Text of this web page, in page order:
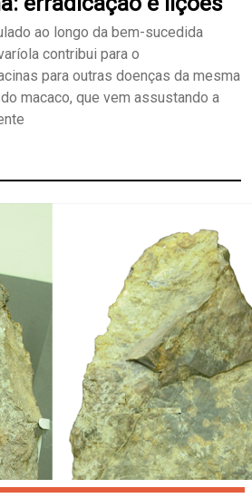
ao longo da bem-sucedida
contribui para o
para outras doenças da mesma
macaco, que vem assustando a